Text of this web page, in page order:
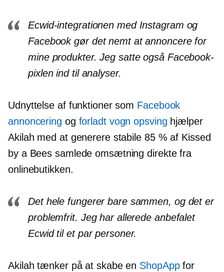
Ecwid-integrationen med Instagram og
Facebook gør det nemt at annoncere for
mine produkter. Jeg satte også Facebook-
pixlen ind til analyser.
Udnyttelse af funktioner som Facebook
annoncering og forladt vogn opsving hjælper
Akilah med at generere stabile 85 % af Kissed
by a Bees samlede omsætning direkte fra
onlinebutikken.
Det hele fungerer bare sammen, og det er
problemfrit. Jeg har allerede anbefalet
Ecwid til et par personer.
Akilah tænker på at skabe en ShopAppfor